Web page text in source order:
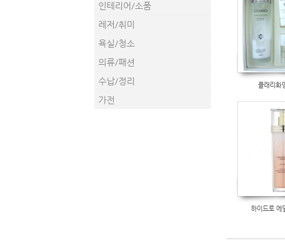
인테리어/소품
레저/취미
욕실/청소
의류/패션
수납/정리
가전
클래리화
하이드로 에